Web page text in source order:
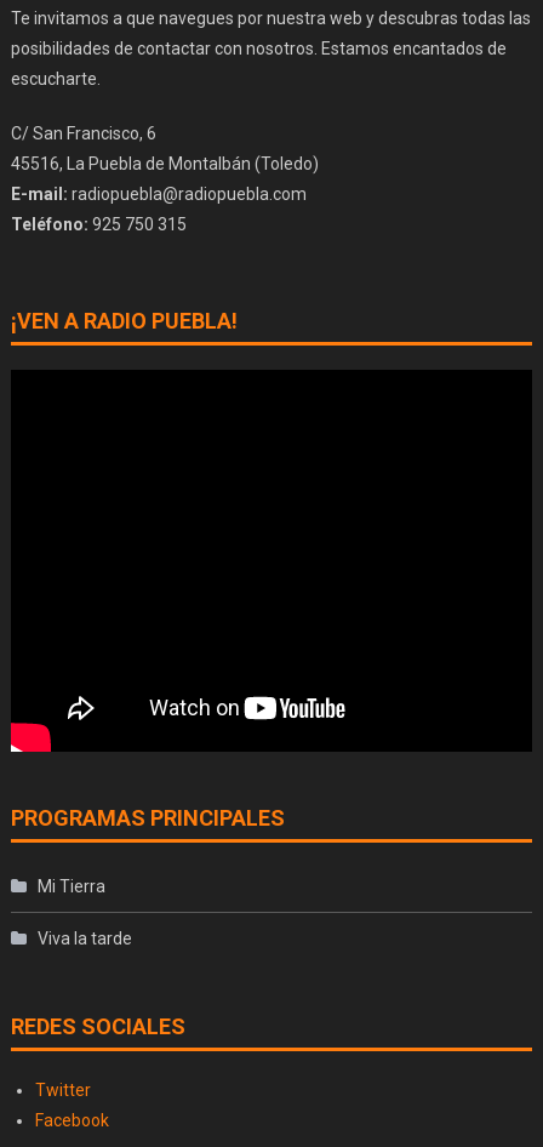
Te invitamos a que navegues por nuestra web y descubras todas las
posibilidades de contactar con nosotros. Estamos encantados de
escucharte.
C/ San Francisco, 6
45516, La Puebla de Montalbán (Toledo)
E-mail: radiopuebla@radiopuebla.com
Teléfono: 925 750 315
¡VEN A RADIO PUEBLA!
PROGRAMAS PRINCIPALES
Mi Tierra
Viva la tarde
REDES SOCIALES
Twitter
Facebook